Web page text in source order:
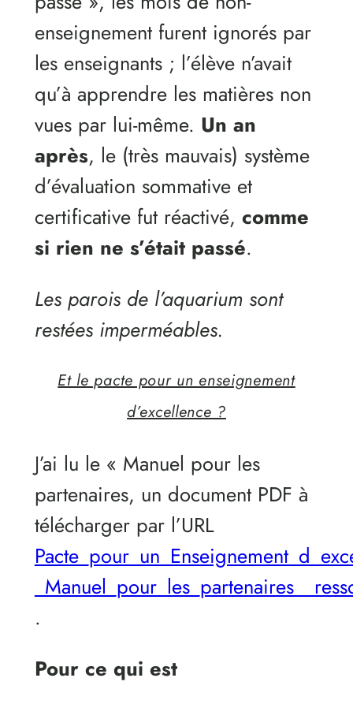
enseignement furent ignorés par
les enseignants ; l’élève n’avait
qu’à apprendre les matières non
vues par lui-même. Un an
après, le (très mauvais) système
d’évaluation sommative et
certificative fut réactivé, comme
si rien ne s’était passé.
Les parois de l’aquarium sont
restées imperméables.
Et le pacte pour un enseignement
d’excellence ?
J’ai lu le « Manuel pour les
partenaires, un document PDF à
télécharger par l’URL
.
Pour ce qui est